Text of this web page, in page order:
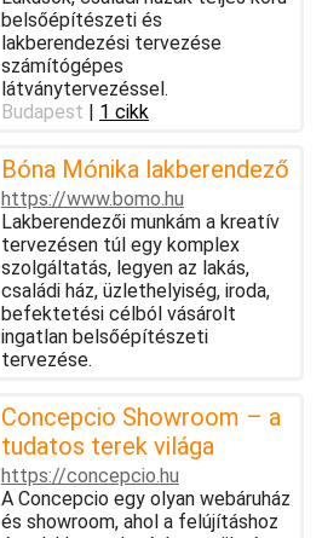
belsőépítészeti és
lakberendezési tervezése
számítógépes
látványtervezéssel.
Budapest | 1 cikk
Bóna Mónika lakberendező
https://www.bomo.hu
Lakberendezői munkám a kreatív
tervezésen túl egy komplex
szolgáltatás, legyen az lakás,
családi ház, üzlethelyiség, iroda,
befektetési célból vásárolt
ingatlan belsőépítészeti
tervezése.
Concepcio Showroom – a
tudatos terek világa
https://concepcio.hu
A Concepcio egy olyan webáruház
és showroom, ahol a felújításhoz